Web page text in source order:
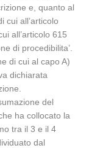
e, quanto al
cui all’articolo
all’articolo 615
di procedibilita’.
di cui al capo A)
dichiarata
del
ha collocato la
tra il 3 e il 4
dal